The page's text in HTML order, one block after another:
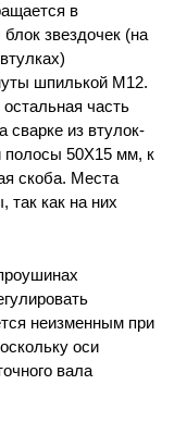
в
звездочек (на
шпилькой М12.
часть
сварке из втулок-
полосы 50X15 мм, к
скоба. Места
как на них
неизменным при
оси
вала